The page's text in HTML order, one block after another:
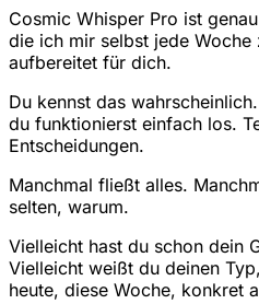
Cosmic Whisper Pro ist
die ich mir selbst jede Woche
aufbereitet für dich.
Du kennst das
du funktionierst einfach los.
Entscheidungen.
Manchmal fließt alles.
selten, warum.
Vielleicht hast du schon dein
Vielleicht weißt du deinen
heute, diese Woche, konkret